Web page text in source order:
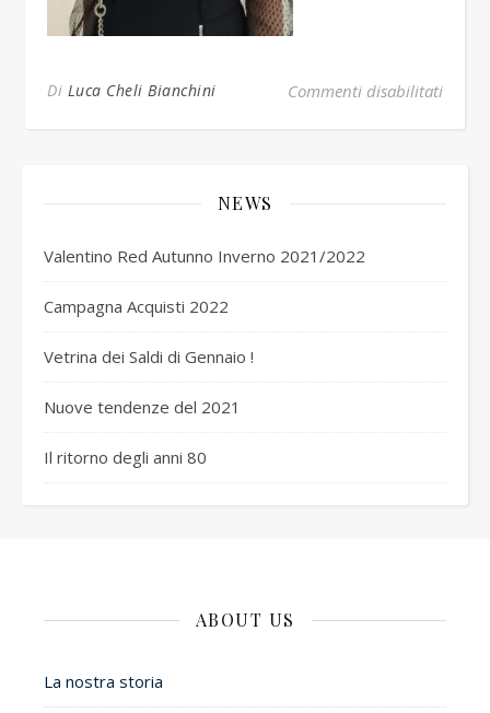
Di Luca Cheli Bianchini Commenti disabilitatisu
NEWS
Valentino Red Autunno Inverno 2021/2022
Campagna Acquisti 2022
Vetrina dei Saldi di Gennaio !
Nuove tendenze del 2021
Il ritorno degli anni 80
ABOUT US
La nostra storia